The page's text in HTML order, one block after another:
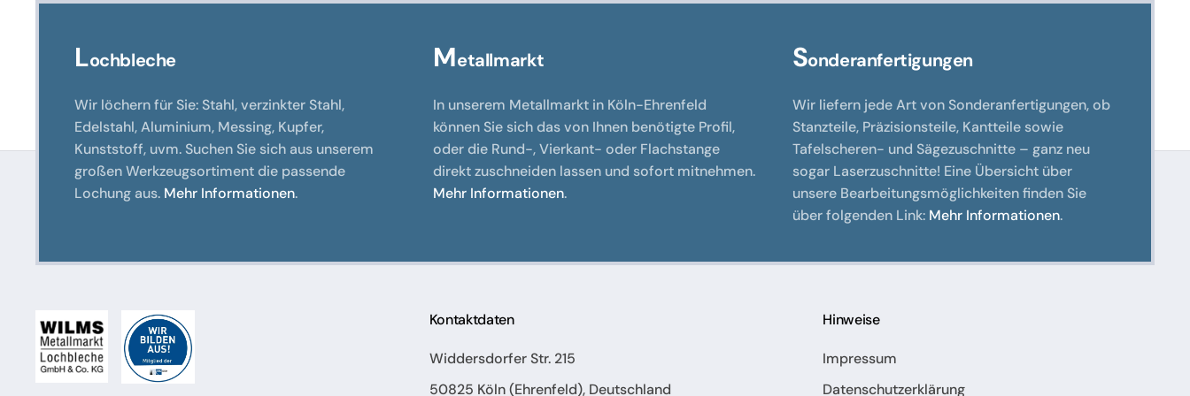
Lochbleche
Wir löchern für Sie: Stahl, verzinkter Stahl,
Edelstahl, Aluminium, Messing, Kupfer,
Kunststoff, uvm. Suchen Sie sich aus unserem
großen Werkzeugsortiment die passende
Lochung aus. Mehr Informationen.
Metallmarkt
In unserem Metallmarkt in Köln-Ehrenfeld
können Sie sich das von Ihnen benötigte Profil,
oder die Rund-, Vierkant- oder Flachstange
direkt zuschneiden lassen und sofort mitnehmen.
Mehr Informationen.
Sonderanfertigungen
Wir liefern jede Art von Sonderanfertigungen, ob
Stanzteile, Präzisionsteile, Kantteile sowie
Tafelscheren- und Sägezuschnitte – ganz neu
sogar Laserzuschnitte! Eine Übersicht über
unsere Bearbeitungsmöglichkeiten finden Sie
über folgenden Link: Mehr Informationen.
Kontaktdaten
Widdersdorfer Str. 215
50825 Köln (Ehrenfeld), Deutschland
Hinweise
Impressum
Datenschutzerklärung